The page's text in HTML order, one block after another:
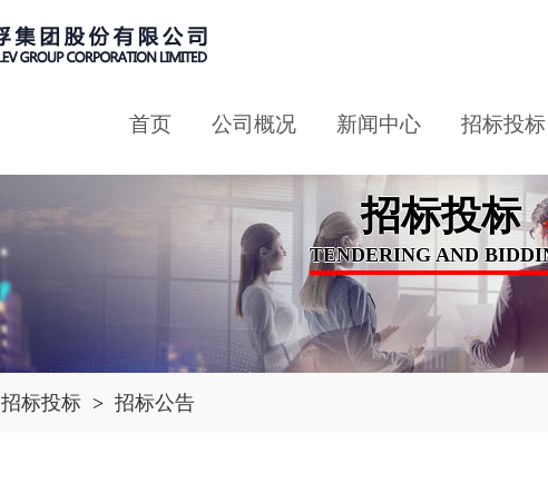
首页 公司概况 新闻中心 招标投标
招标投标
TENDERING AND
招标投标 > 招标公告